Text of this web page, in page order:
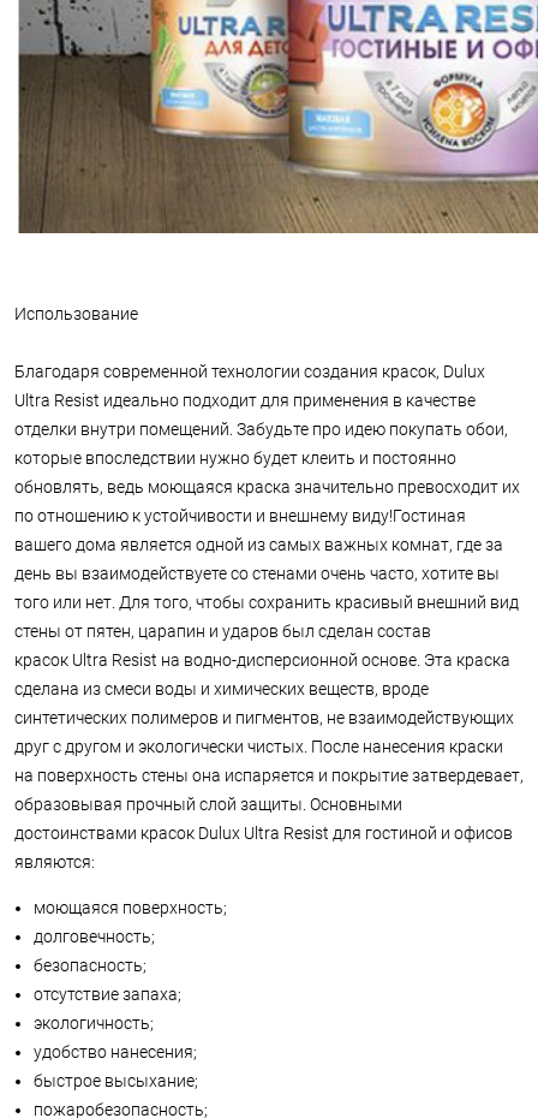
Использование
Благодаря современной технологии создания красок, Dulux
Ultra Resist идеально подходит для применения в качестве
отделки внутри помещений. Забудьте про идею покупать обои,
которые впоследствии нужно будет клеить и постоянно
обновлять, ведь моющаяся краска значительно превосходит их
по отношению к устойчивости и внешнему виду!Гостиная
вашего дома является одной из самых важных комнат, где за
день вы взаимодействуете со стенами очень часто, хотите вы
того или нет. Для того, чтобы сохранить красивый внешний вид
стены от пятен, царапин и ударов был сделан состав
красок Ultra Resist на водно-дисперсионной основе. Эта краска
сделана из смеси воды и химических веществ, вроде
синтетических полимеров и пигментов, не взаимодействующих
друг с другом и экологически чистых. После нанесения краски
на поверхность стены она испаряется и покрытие затвердевает,
образовывая прочный слой защиты. Основными
достоинствами красок Dulux Ultra Resist для гостиной и офисов
являются:
моющаяся поверхность;
долговечность;
безопасность;
отсутствие запаха;
экологичность;
удобство нанесения;
быстрое высыхание;
пожаробезопасность;